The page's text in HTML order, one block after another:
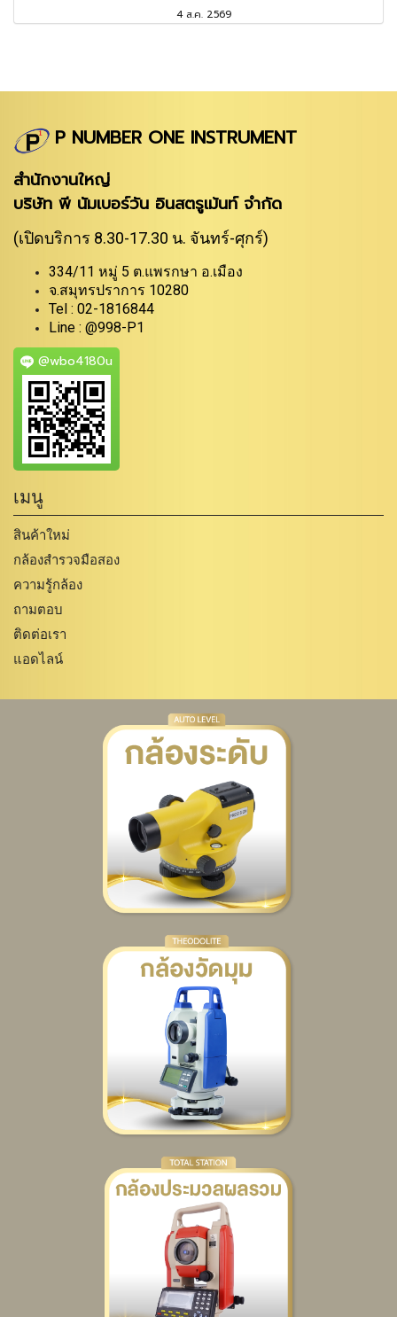
4 ส.ค. 2569
P NUMBER ONE INSTRUMENT
สำนักงานใหญ่
บริษัท พี นัมเบอร์วัน อินสตรูเม้นท์ จำกัด
(เปิดบริการ 8.30-17.30 น. จันทร์-ศุกร์)
334/11 หมู่ 5 ต.แพรกษา อ.เมือง
จ.สมุทรปราการ 10280
Tel : 02-1816844
Line : @998-P1
@wbo4180u
เมนู
สินค้าใหม่
กล้องสำรวจมือสอง
ความรู้กล้อง
ถามตอบ
ติดต่อเรา
แอดไลน์